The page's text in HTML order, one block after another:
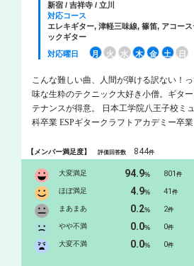
新宿 / 吉祥寺 / 立川
対応コース
エレキギター, 津軽三味線, 篠笛, アコー
ックギター
対応曜日
月 火 水 木 金 土 日
こんな難しい曲、人間が弾ける訳ない！
味な生粋のテクニック大好き小僧。ギタ
テナンスが得意。 日本工学院八王子校ミ
科卒業 ESPギタークラフトアカデミー卒業
【メンバー満足度】評価回答数 844件
大変満足 94.9% 801件
ほぼ満足 4.9% 41件
まあまあ 0.2% 2件
やや不満 0.0% 0件
大変不満 0.0% 0件